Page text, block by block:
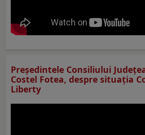
Preşedintele Consiliului
Costel Fotea, despre situaţia
Liberty